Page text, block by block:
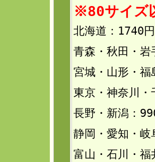
※80サイズ
北海道：1740円
青森・秋田・
宮城・山形・
東京・神奈川
長野・新潟：
静岡・愛知・
富山・石川・福